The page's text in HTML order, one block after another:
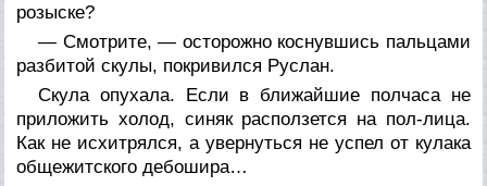
розыске?
— Смотрите, — осторожно коснувшись пальцами
разбитой скулы, покривился Руслан.
Скула опухала. Если в ближайшие полчаса не
приложить холод, синяк расползется на пол-лица.
Как не исхитрялся, а увернуться не успел от кулака
общежитского дебошира…